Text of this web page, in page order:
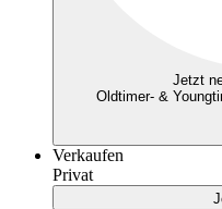
Jetzt
Oldtimer- &
Verkaufen
Privat